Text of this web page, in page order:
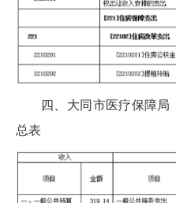
四、大同市医疗保障局
总表